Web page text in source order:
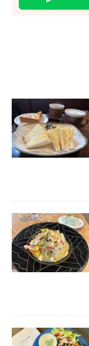
#あなたはどっち？